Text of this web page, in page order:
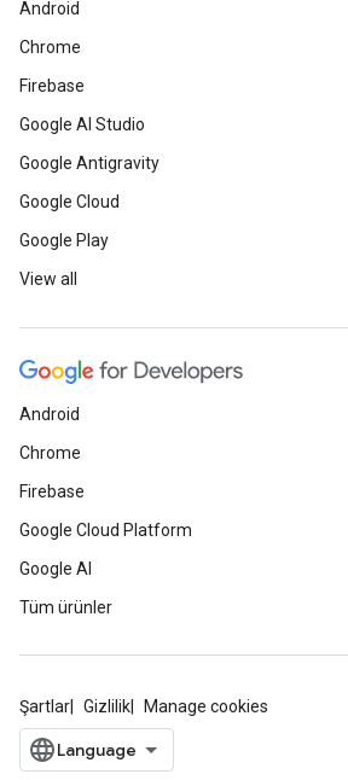
Android
Chrome
Firebase
Google AI Studio
Google Antigravity
Google Cloud
Google Play
View all
Android
Chrome
Firebase
Google Cloud Platform
Google AI
Tüm ürünler
Şartlar Gizlilik Manage cookies